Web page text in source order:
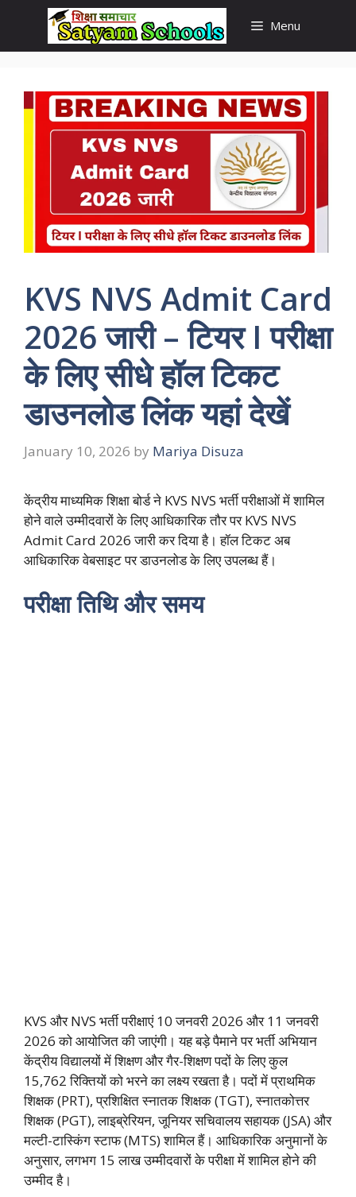
content
Menu
KVS NVS Admit Card
2026 जारी – टियर I परीक्षा
के लिए सीधे हॉल टिकट
डाउनलोड लिंक यहां देखें
January 10, 2026 by Mariya Disuza
केंद्रीय माध्यमिक शिक्षा बोर्ड ने KVS NVS भर्ती परीक्षाओं में शामिल
होने वाले उम्मीदवारों के लिए आधिकारिक तौर पर KVS NVS
Admit Card 2026 जारी कर दिया है। हॉल टिकट अब
आधिकारिक वेबसाइट पर डाउनलोड के लिए उपलब्ध हैं।
परीक्षा तिथि और समय
KVS और NVS भर्ती परीक्षाएं 10 जनवरी 2026 और 11 जनवरी
2026 को आयोजित की जाएंगी। यह बड़े पैमाने पर भर्ती अभियान
केंद्रीय विद्यालयों में शिक्षण और गैर-शिक्षण पदों के लिए कुल
15,762 रिक्तियों को भरने का लक्ष्य रखता है। पदों में प्राथमिक
शिक्षक (PRT), प्रशिक्षित स्नातक शिक्षक (TGT), स्नातकोत्तर
शिक्षक (PGT), लाइब्रेरियन, जूनियर सचिवालय सहायक (JSA) और
मल्टी-टास्किंग स्टाफ (MTS) शामिल हैं। आधिकारिक अनुमानों के
अनुसार, लगभग 15 लाख उम्मीदवारों के परीक्षा में शामिल होने की
उम्मीद है।